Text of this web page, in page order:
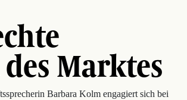
Marktes
Barbara Kolm engagiert sich bei